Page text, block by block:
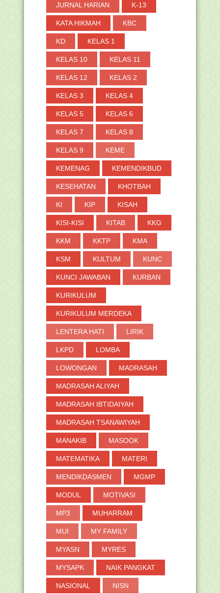
JURNAL HARIAN K-13
KATA HIKMAH KBC
KD KELAS 1
KELAS 10 KELAS 11
KELAS 12 KELAS 2
KELAS 3 KELAS 4
KELAS 5 KELAS 6
KELAS 7 KELAS 8
KELAS 9 KEME
KEMENAG KEMENDIKBUD
KESEHATAN KHOTBAH
KI KIP KISAH
KISI-KISI KITAB KKG
KKM KKTP KMA
KSM KULTUM KUNC
KUNCI JAWABAN KURBAN
KURIKULUM
KURIKULUM MERDEKA
LENTERA HATI LIRIK
LKPD LOMBA
LOWONGAN MADRASAH
MADRASAH ALIYAH
MADRASAH IBTIDAIYAH
MADRASAH TSANAWIYAH
MANAKIB MASOOK
MATEMATIKA MATERI
MENDIKDASMEN MGMP
MODUL MOTIVASI
MP3 MUHARRAM
MUI MY FAMILY
MYASN MYRES
MYSAPK NAIK PANGKAT
NASIONAL NISN